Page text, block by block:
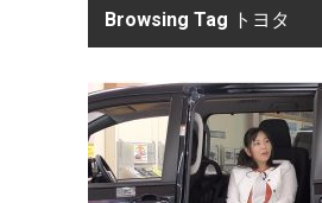
Browsing Tag トヨタ